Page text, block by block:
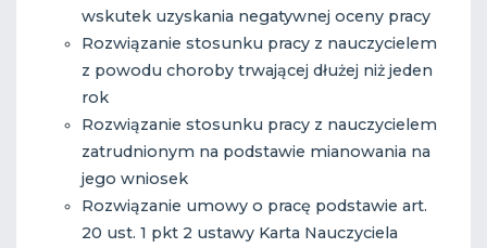
wskutek uzyskania negatywnej oceny pracy
Rozwiązanie stosunku pracy z nauczycielem
z powodu choroby trwającej dłużej niż jeden
rok
Rozwiązanie stosunku pracy z nauczycielem
zatrudnionym na podstawie mianowania na
jego wniosek
Rozwiązanie umowy o pracę podstawie art.
20 ust. 1 pkt 2 ustawy Karta Nauczyciela